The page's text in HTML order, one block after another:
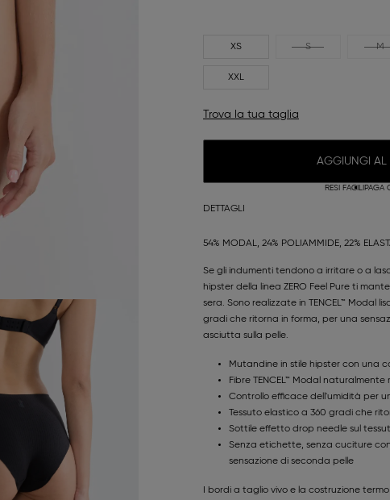
XS S M
XXL
Trova la tua taglia
AGGIUNGI AL
RESI FACILI PAGA
DETTAGLI
54% MODAL, 24% POLIAMMIDE, 22%
Se gli indumenti tendono a irritare o a
hipster della linea ZERO Feel Pure ti
sera. Sono realizzate in TENCEL™ Modal
gradi che ritorna in forma, per una
asciutta sulla pelle.
Mutandine in stile hipster con una
Fibre TENCEL™ Modal naturalmente
Controllo efficace dell'umidità per
Tessuto elastico a 360 gradi che
Sottile effetto drop needle sul
Senza etichette, senza cuciture
sensazione di seconda pelle
I bordi a taglio vivo e la costruzione